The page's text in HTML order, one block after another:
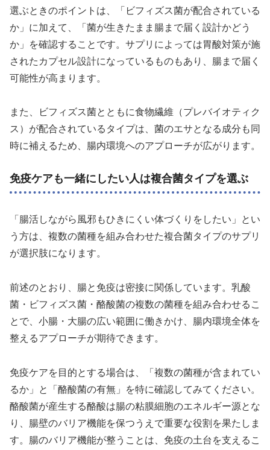
選ぶときのポイントは、「ビフィズス菌が配合されている
か」に加えて、「菌が生きたまま腸まで届く設計かどう
か」を確認することです。サプリによっては胃酸対策が施
されたカプセル設計になっているものもあり、腸まで届く
可能性が高まります。
また、ビフィズス菌とともに食物繊維（プレバイオティク
ス）が配合されているタイプは、菌のエサとなる成分も同
時に補えるため、腸内環境へのアプローチが広がります。
免疫ケアも一緒にしたい人は複合菌タイプを選ぶ
「腸活しながら風邪もひきにくい体づくりをしたい」とい
う方は、複数の菌種を組み合わせた複合菌タイプのサプリ
が選択肢になります。
前述のとおり、腸と免疫は密接に関係しています。乳酸
菌・ビフィズス菌・酪酸菌の複数の菌種を組み合わせるこ
とで、小腸・大腸の広い範囲に働きかけ、腸内環境全体を
整えるアプローチが期待できます。
免疫ケアを目的とする場合は、「複数の菌種が含まれてい
るか」と「酪酸菌の有無」を特に確認してみてください。
酪酸菌が産生する酪酸は腸の粘膜細胞のエネルギー源とな
り、腸壁のバリア機能を保つうえで重要な役割を果たしま
す。腸のバリア機能が整うことは、免疫の土台を支えるこ